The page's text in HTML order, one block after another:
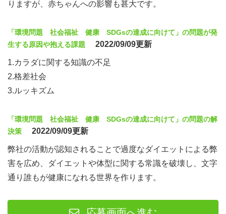
りますが、赤ちゃんへの影響も甚大です。
「環境問題 社会福祉 健康 SDGsの達成に向けて」の問題が発
生する原因や抱える課題
2022/09/09更新
1.カラダに関する知識の不足
2.格差社会
3.ルッキズム
「環境問題 社会福祉 健康 SDGsの達成に向けて」の問題の解
決策
2022/09/09更新
弊社の活動が認知されることで過度なダイエットによる弊
害を広め、ダイエットや体型に関する常識を破壊し、文字
通り誰もが健康になれる世界を作ります。